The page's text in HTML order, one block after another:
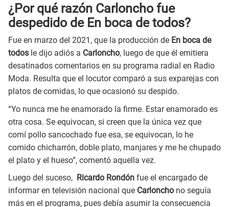
¿Por qué razón Carloncho fue
despedido de En boca de todos?
Fue en marzo del 2021, que la producción de En boca de
todos le dijo adiós a Carloncho, luego de que él emitiera
desatinados comentarios en su programa radial en Radio
Moda. Resulta que el locutor comparó a sus exparejas con
platos de comidas, lo que ocasionó su despido.
“Yo nunca me he enamorado la firme. Estar enamorado es
otra cosa. Se equivocan, si creen que la única vez que
comí pollo sancochado fue esa, se equivocan, lo he
comido chicharrón, doble plato, manjares y me he chupado
el plato y el hueso”, comentó aquella vez.
Luego del suceso, Ricardo Rondón fue el encargado de
informar en televisión nacional que Carloncho no seguía
más en el programa, pues debía asumir la consecuencia